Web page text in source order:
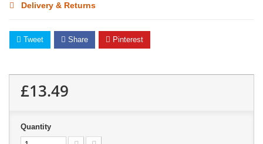
Delivery & Returns
Tweet Share Pinterest
£13.49
Quantity